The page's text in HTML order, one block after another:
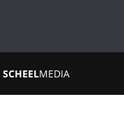
SCHEELMEDIA